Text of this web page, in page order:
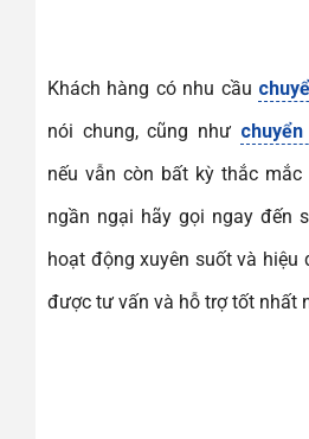
Khách hàng có nhu cầu
nói chung, cũng như
nếu vẫn còn bất kỳ thắc
ngần ngại hãy gọi ngay đến
hoạt động xuyên suốt và hiệu
được tư vấn và hỗ trợ tốt nhất